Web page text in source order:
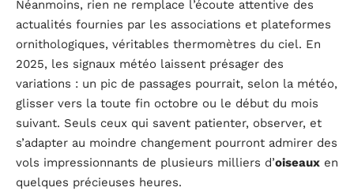
Néanmoins, rien ne remplace l’écoute attentive des
actualités fournies par les associations et plateformes
ornithologiques, véritables thermomètres du ciel. En
2025, les signaux météo laissent présager des
variations : un pic de passages pourrait, selon la météo,
glisser vers la toute fin octobre ou le début du mois
suivant. Seuls ceux qui savent patienter, observer, et
s’adapter au moindre changement pourront admirer des
vols impressionnants de plusieurs milliers d’oiseaux en
quelques précieuses heures.